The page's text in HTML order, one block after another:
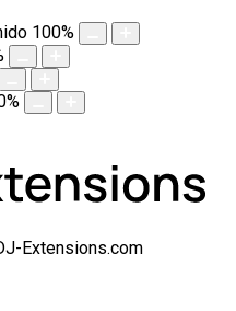
100%
%
Extensions.com